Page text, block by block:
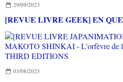
29/09/2023
03/08/2023